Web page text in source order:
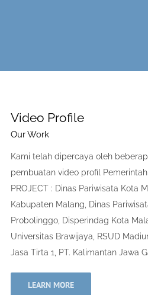
Video Profile
Our Work
Kami telah dipercaya oleh
pembuatan video profil
PROJECT : Dinas Pariwisata Kota
Kabupaten Malang, Dinas
Probolinggo, Disperindag Kota
Universitas Brawijaya, RSUD
Jasa Tirta 1, PT. Kalimantan Jawa
LEARN MORE